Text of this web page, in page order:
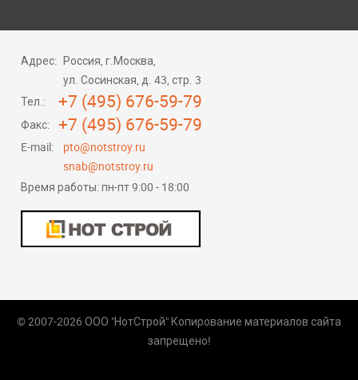
Адрес: Россия, г.Москва,
ул. Сосинская, д. 43, стр. 3
Тел.:
+7 (495) 676-59-79
Факс: +7 (495) 676-59-79
E-mail:
pto@notstroy.ru
snab@notstroy.ru
Время работы: пн-пт 9:00 - 18:00
© 2007-2026 ООО "НотСтрой" Копирование материалов сайта
запрещено!